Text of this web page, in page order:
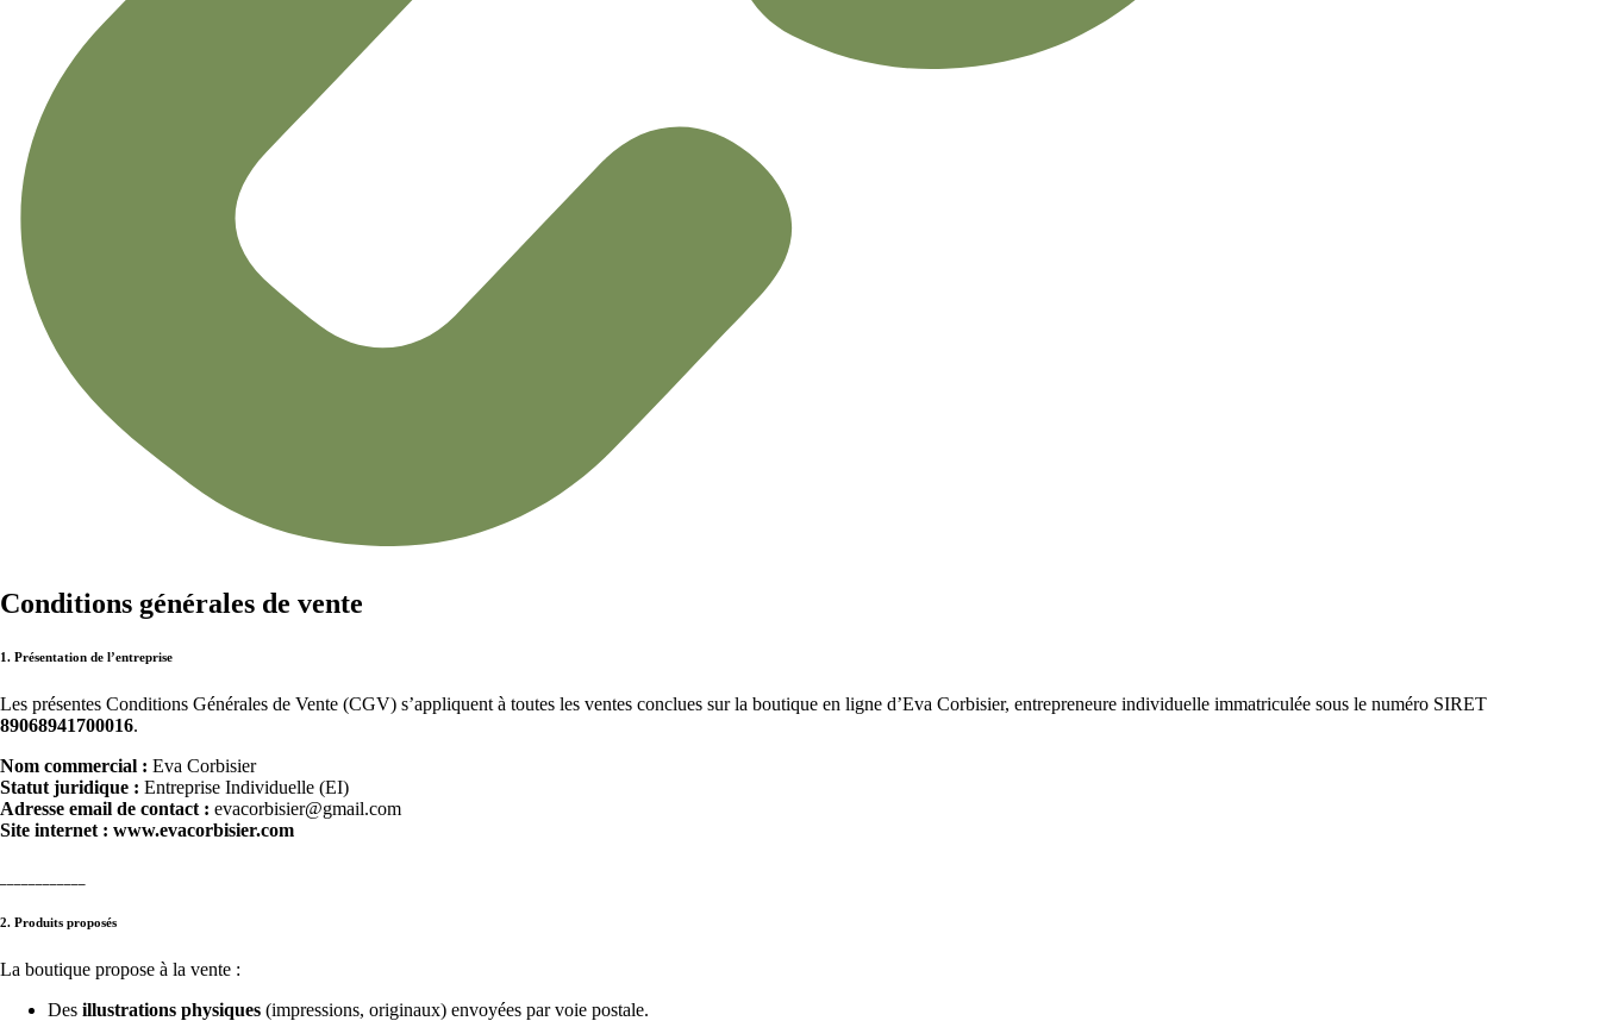
Conditions générales de vente
1. Présentation de l’entreprise
Les présentes Conditions Générales de Vente (CGV) s’appliquent à toutes les ventes conclues sur la boutique en ligne d’Eva Corbisier, entrepreneure individuelle immatriculée sous le numéro SIRET
89068941700016.
Nom commercial : Eva Corbisier
Statut juridique : Entreprise Individuelle (EI)
Adresse email de contact : evacorbisier@gmail.com
Site internet : www.evacorbisier.com
2. Produits proposés
La boutique propose à la vente :
Des illustrations physiques (impressions, originaux) envoyées par voie postale.